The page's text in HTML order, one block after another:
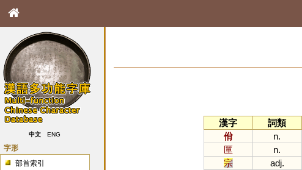
中文 ENG
字形
部首索引
漢字
詞類
佾
n.
匰
n.
宗
adj.